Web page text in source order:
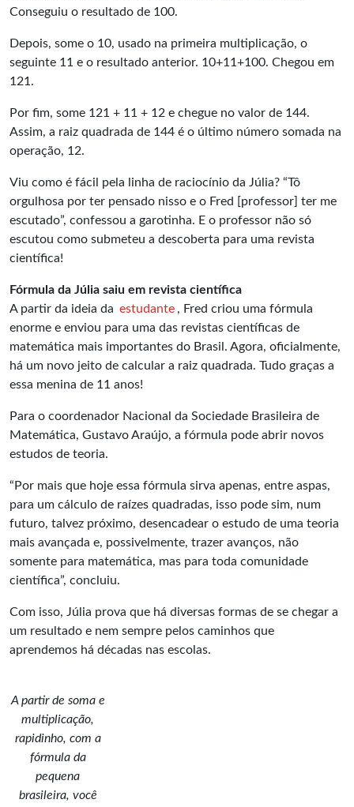
Conseguiu o resultado de 100.
Depois, some o 10, usado na primeira multiplicação, o
seguinte 11 e o resultado anterior. 10+11+100. Chegou em
121.
Por fim, some 121 + 11 + 12 e chegue no valor de 144.
Assim, a raiz quadrada de 144 é o último número somada na
operação, 12.
Viu como é fácil pela linha de raciocínio da Júlia? “Tô
orgulhosa por ter pensado nisso e o Fred [professor] ter me
escutado”, confessou a garotinha. E o professor não só
escutou como submeteu a descoberta para uma revista
científica!
Fórmula da Júlia saiu em revista científica
A partir da ideia da estudante , Fred criou uma fórmula
enorme e enviou para uma das revistas científicas de
matemática mais importantes do Brasil. Agora, oficialmente,
há um novo jeito de calcular a raiz quadrada. Tudo graças a
essa menina de 11 anos!
Para o coordenador Nacional da Sociedade Brasileira de
Matemática, Gustavo Araújo, a fórmula pode abrir novos
estudos de teoria.
“Por mais que hoje essa fórmula sirva apenas, entre aspas,
para um cálculo de raízes quadradas, isso pode sim, num
futuro, talvez próximo, desencadear o estudo de uma teoria
mais avançada e, possivelmente, trazer avanços, não
somente para matemática, mas para toda comunidade
científica”, concluiu.
Com isso, Júlia prova que há diversas formas de se chegar a
um resultado e nem sempre pelos caminhos que
aprendemos há décadas nas escolas.
A partir de soma e
multiplicação,
rapidinho, com a
fórmula da
pequena
brasileira, você